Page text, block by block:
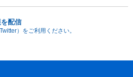
配信
）をご利用ください。